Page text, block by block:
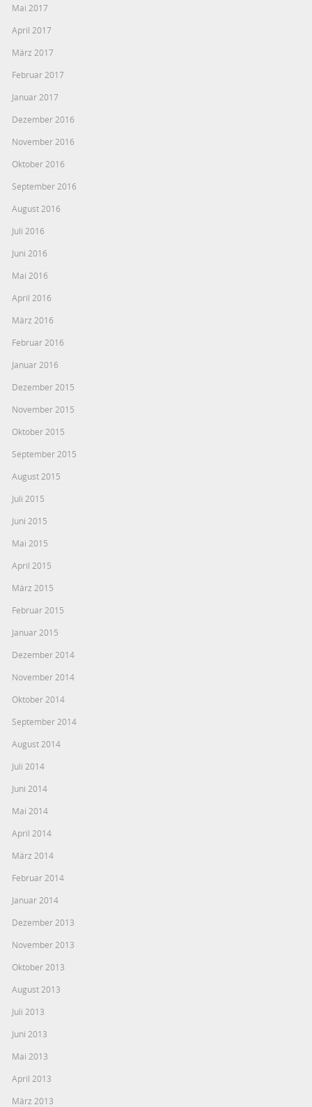
Mai 2017
April 2017
März 2017
Februar 2017
Januar 2017
Dezember 2016
November 2016
Oktober 2016
September 2016
August 2016
Juli 2016
Juni 2016
Mai 2016
April 2016
März 2016
Februar 2016
Januar 2016
Dezember 2015
November 2015
Oktober 2015
September 2015
August 2015
Juli 2015
Juni 2015
Mai 2015
April 2015
März 2015
Februar 2015
Januar 2015
Dezember 2014
November 2014
Oktober 2014
September 2014
August 2014
Juli 2014
Juni 2014
Mai 2014
April 2014
März 2014
Februar 2014
Januar 2014
Dezember 2013
November 2013
Oktober 2013
August 2013
Juli 2013
Juni 2013
Mai 2013
April 2013
März 2013